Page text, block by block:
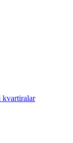
kvartiralar